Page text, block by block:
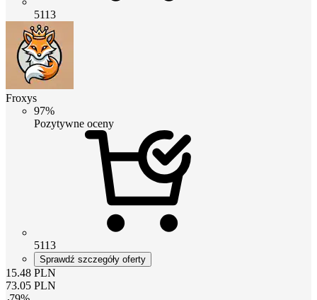
5113
Froxys
97%
Pozytywne oceny
5113
Sprawdź szczegóły oferty
15.48 PLN
73.05 PLN